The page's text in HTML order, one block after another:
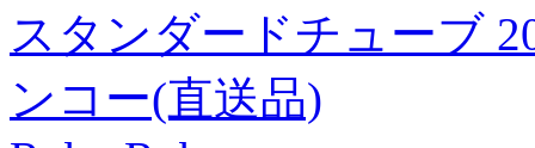
スタンダードチューブ
ンコー(直送品)